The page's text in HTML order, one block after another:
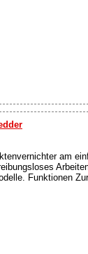
am
Funktionen Zur